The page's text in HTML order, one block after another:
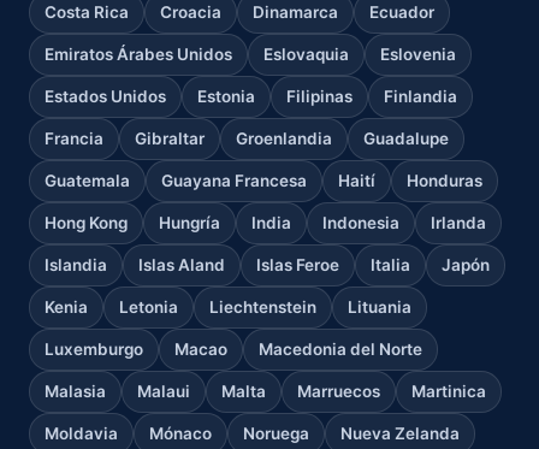
Costa Rica Croacia Dinamarca Ecuador
Emiratos Árabes Unidos Eslovaquia Eslovenia
Estados Unidos Estonia Filipinas Finlandia
Francia Gibraltar Groenlandia Guadalupe
Guatemala Guayana Francesa Haití Honduras
Hong Kong Hungría India Indonesia Irlanda
Islandia Islas Aland Islas Feroe Italia Japón
Kenia Letonia Liechtenstein Lituania
Luxemburgo Macao Macedonia del Norte
Malasia Malaui Malta Marruecos Martinica
Moldavia Mónaco Noruega Nueva Zelanda